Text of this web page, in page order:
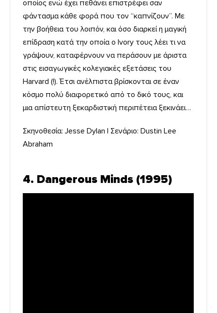
οποίος ενώ έχει πεθάνει επιστρέφει σαν
φάντασμα κάθε φορά που τον “καπνίζουν”. Με
την βοήθεια του λοιπόν, και όσο διαρκεί η μαγική
επίδραση κατά την οποία ο Ivory τους λέει τι να
γράψουν, καταφέρνουν να περάσουν με άριστα
στις εισαγωγικές κολεγιακές εξετάσεις του
Harvard (!). Έτσι ανέλπιστα βρίσκονται σε έναν
κόσμο πολύ διαφορετικό από το δικό τους, και
μια απίστευτη ξεκαρδιστική περιπέτεια ξεκινάει…
Σκηνοθεσία: Jesse Dylan | Σενάριο: Dustin Lee
Abraham
4. Dangerous Minds (1995)